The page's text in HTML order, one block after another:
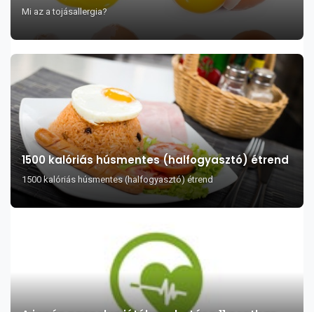
Mi az a tojásallergia?
1500 kalóriás húsmentes (halfogyasztó) étrend
1500 kalóriás húsmentes (halfogyasztó) étrend